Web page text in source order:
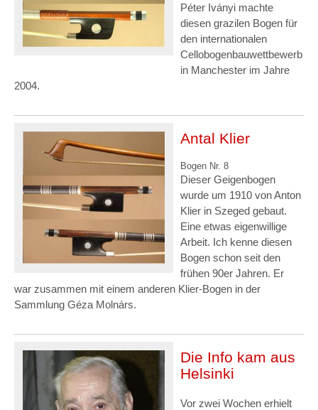
Péter Iványi machte
diesen grazilen Bogen für
den internationalen
Cellobogenbauwettbewerb
in Manchester im Jahre
2004.
Antal Klier
Bogen Nr. 8
Dieser Geigenbogen
wurde um 1910 von Anton
Klier in Szeged gebaut.
Eine etwas eigenwillige
Arbeit. Ich kenne diesen
Bogen schon seit den
frühen 90er Jahren. Er
war zusammen mit einem anderen Klier-Bogen in der
Sammlung Géza Molnárs.
Die Info kam aus
Helsinki
Vor zwei Wochen erhielt